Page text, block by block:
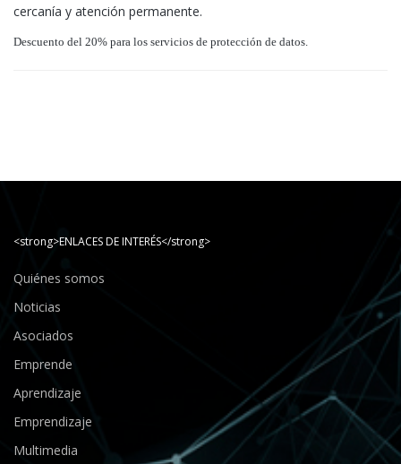
cercanía y atención permanente.
Descuento del 20% para los servicios de protección de datos.
<strong>ENLACES DE INTERÉS</strong>
Quiénes somos
Noticias
Asociados
Emprende
Aprendizaje
Emprendizaje
Multimedia